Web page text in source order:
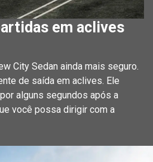
em aclives
City Sedan ainda mais seguro.
de saída em aclives. Ele
alguns segundos após a
você possa dirigir com a